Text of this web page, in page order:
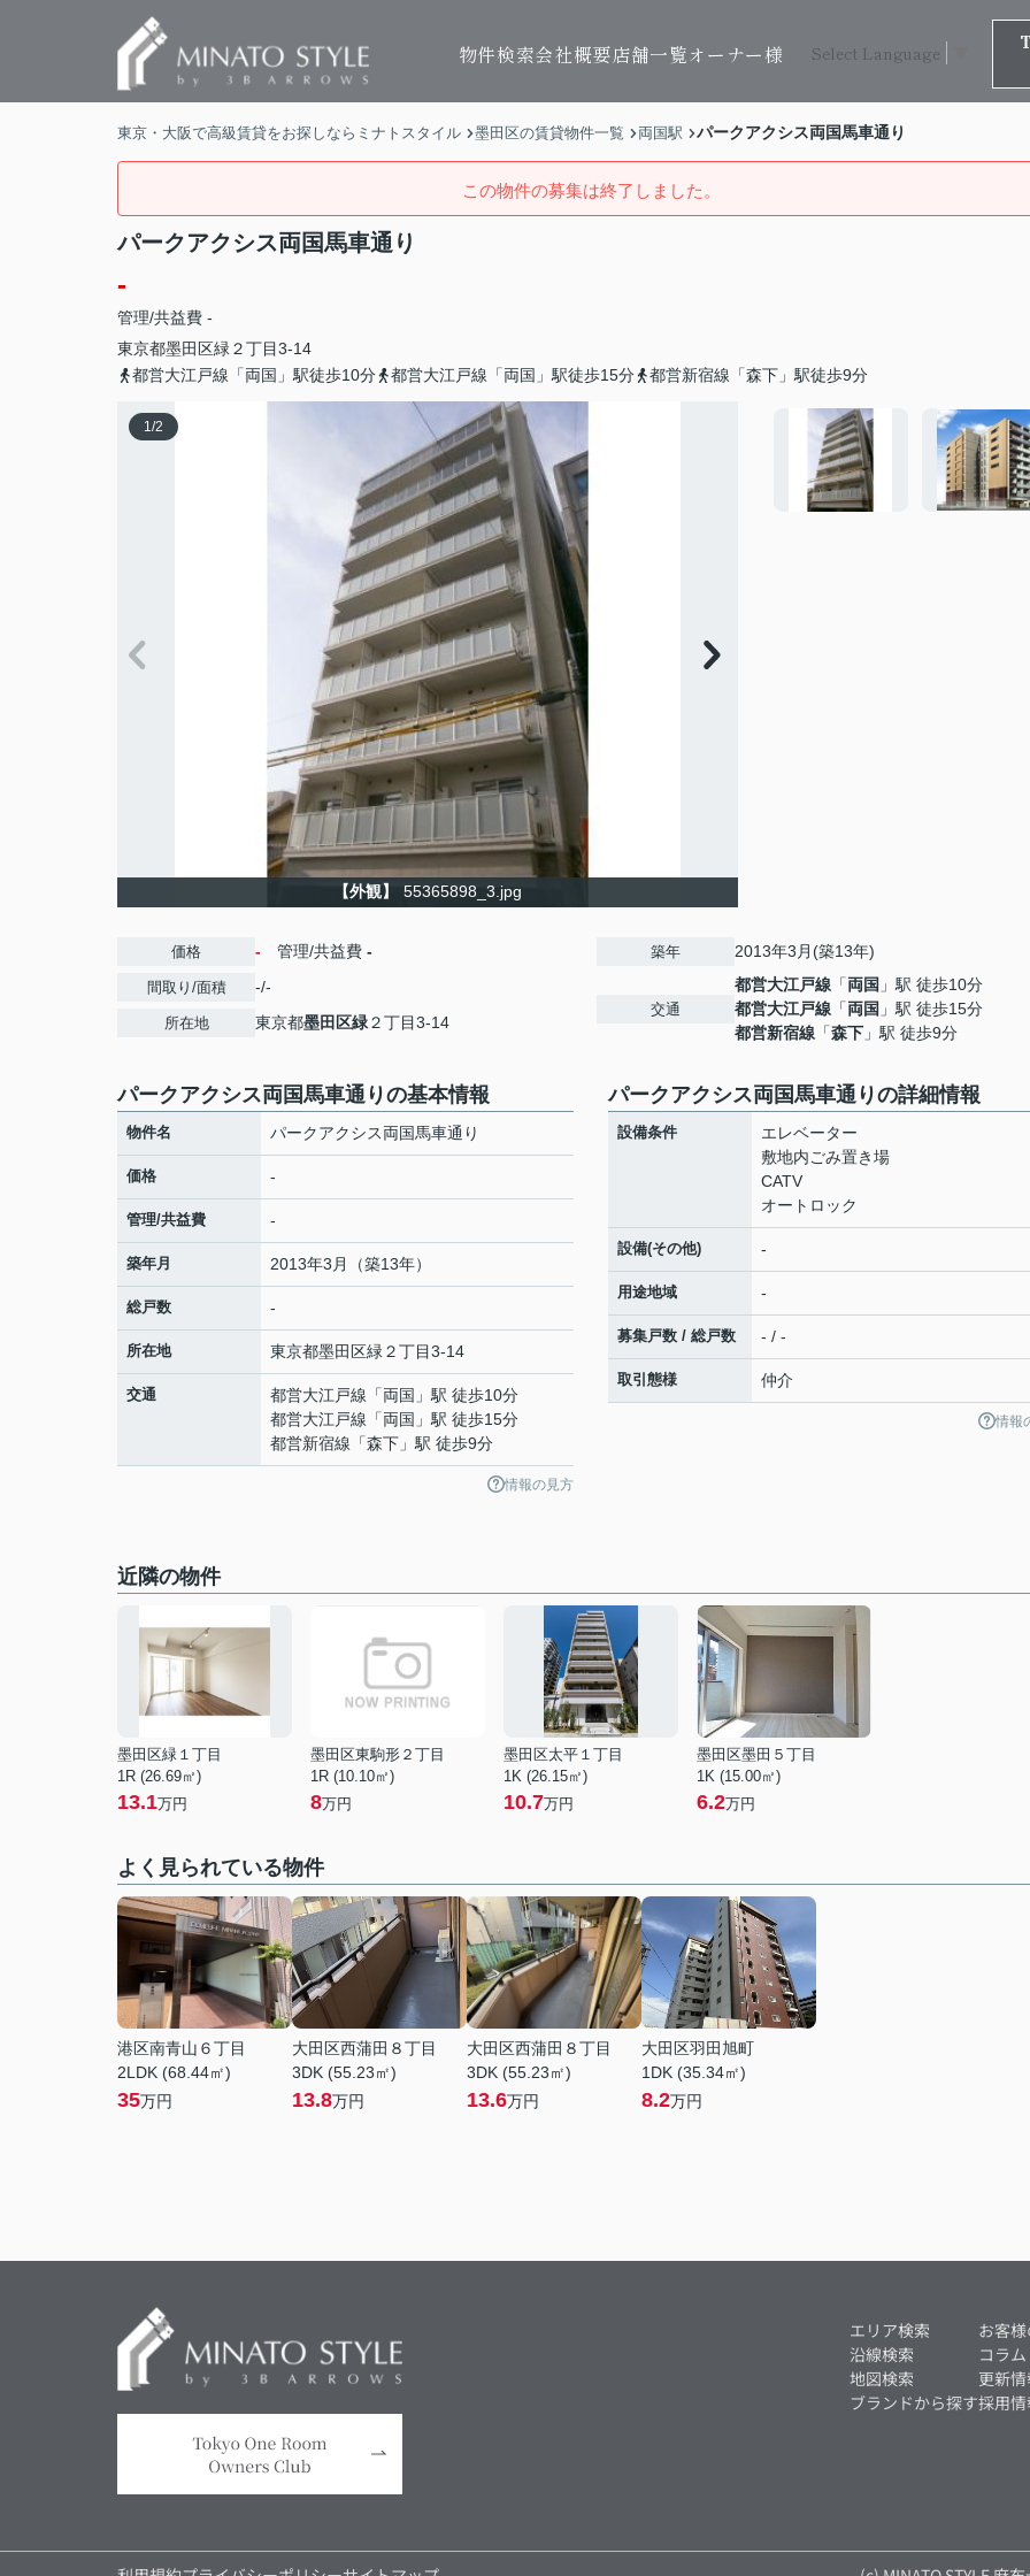
物件検索会社概要店舗一覧オーナー様 Select Language
東京・大阪で高級賃貸をお探しならミナトスタイル 墨田区の賃貸物件一覧 両国駅 パークアクシス両国馬車通り
この物件の募集は終了しました。
パークアクシス両国馬車通り
-
管理/共益費 -
東京都墨田区緑 ２丁目3-14
都営大江戸線「両国」駅徒歩10分
都営大江戸線「両国」駅徒歩15分 都営新宿線「森下」駅徒歩9分
1/2
【外観】 55365898_3.jpg
価格 - 管理/共益費 -
間取り/面積 -/-
所在地 東京都墨田区緑２丁目3-14
築年 2013年3月(築13年)
交通
都営大江戸線 「両国 」駅 徒歩10分
都営大江戸線 「両国 」駅 徒歩15分
都営新宿線 「森下 」駅 徒歩9分
パークアクシス両国馬車通りの基本情報
物件名 パークアクシス両国馬車通り
価格 -
管理/共益費 -
築年月 2013年3月（築13年）
総戸数 -
所在地 東京都墨田区緑 ２丁目3-14
交通 都営大江戸線 「両国 」駅 徒歩10分
都営大江戸線 「両国 」駅 徒歩15分
都営新宿線 「森下 」駅 徒歩9分
情報の見方
パークアクシス両国馬車通りの詳細情報
設備条件
エレベーター
敷地内ごみ置き場
CATV
オートロック
設備(その他) -
用途地域 -
募集戸数 / 総戸数 - / -
取引態様 仲介
情報
近隣の物件
墨田区緑１丁目
1R (26.69㎡)
13.1万円
墨田区東駒形２丁目
1R (10.10㎡)
8万円
墨田区太平１丁目
1K (26.15㎡)
10.7万円
墨田区墨田５丁目
1K (15.00㎡)
6.2万円
よく見られている物件
港区南青山６丁目
2LDK (68.44㎡)
35万円
大田区西蒲田８丁目
3DK (55.23㎡)
13.8万円
大田区西蒲田８丁目
3DK (55.23㎡)
13.6万円
大田区羽田旭町
1DK (35.34㎡)
8.2万円
エリア検索
沿線検索
地図検索
ブランドから探す
お客
コラム
更新
採用